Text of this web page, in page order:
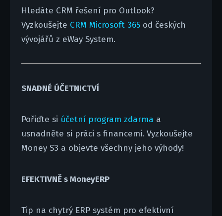
Hledáte CRM řešení pro Outlook?
Vyzkoušejte CRM Microsoft 365od českých
vývojářů z eWay System.
SNADNÉ ÚČETNICTVÍ
Pořiďte si účetní program zdarma a
usnadněte si práci s financemi. Vyzkoušejte
Money S3 a objevte všechny jeho výhody!
EFEKTIVNĚ s MoneyERP
Tip na chytrý ERP systém pro efektivní